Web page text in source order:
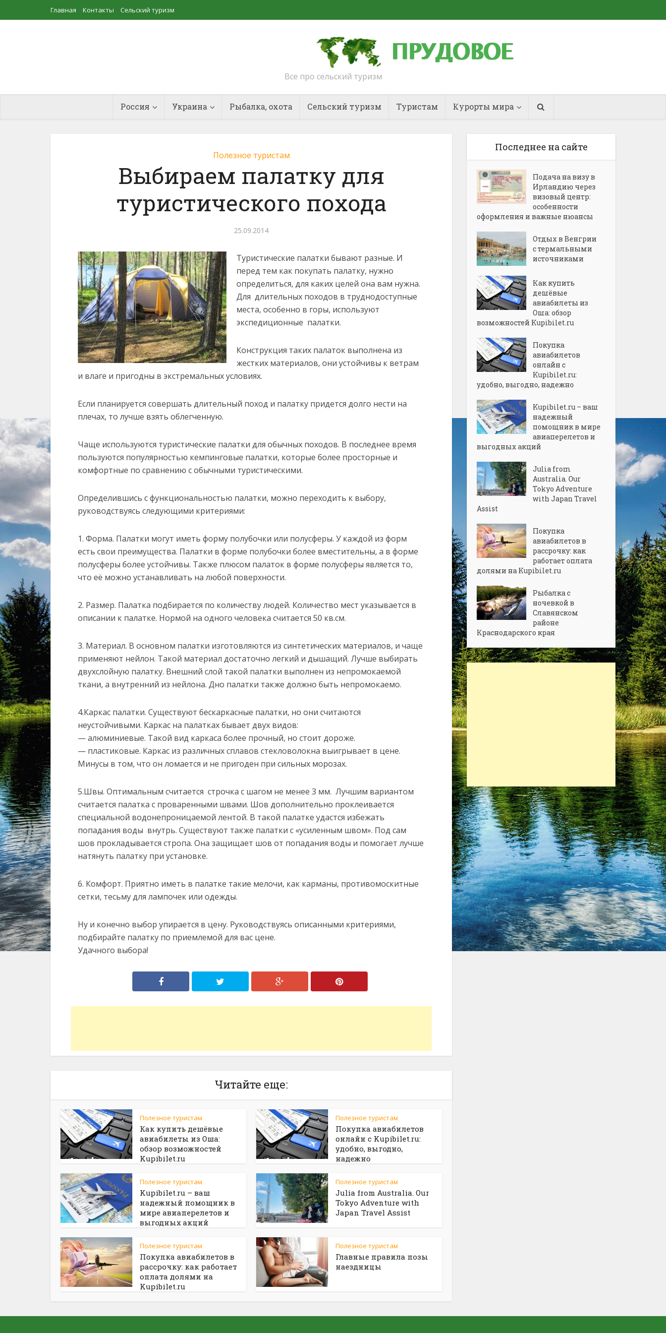
Главная Контакты Сельский туризм
Все про сельский туризм
Россия Украина Рыбалка, охота Сельский туризм Туристам Курорты мира
Полезное туристам
Выбираем палатку для
туристического похода
25.09.2014
Туристические палатки бывают разные. И
перед тем как покупать палатку, нужно
определиться, для каких целей она вам нужна.
Для длительных походов в труднодоступные
места, особенно в горы, используют
экспедиционные палатки.
Конструкция таких палаток выполнена из
жестких материалов, они устойчивы к ветрам
и влаге и пригодны в экстремальных условиях.
Если планируется совершать длительный поход и палатку придется долго нести на
плечах, то лучше взять облегченную.
Чаще используются туристические палатки для обычных походов. В последнее время
пользуются популярностью кемпинговые палатки, которые более просторные и
комфортные по сравнению с обычными туристическими.
Определившись с функциональностью палатки, можно переходить к выбору,
руководствуясь следующими критериями:
1. Форма. Палатки могут иметь форму полубочки или полусферы. У каждой из форм
есть свои преимущества. Палатки в форме полубочки более вместительны, а в форме
полусферы более устойчивы. Также плюсом палаток в форме полусферы является то,
что её можно устанавливать на любой поверхности.
2. Размер. Палатка подбирается по количеству людей. Количество мест указывается в
описании к палатке. Нормой на одного человека считается 50 кв.см.
3. Материал. В основном палатки изготовляются из синтетических материалов, и чаще
применяют нейлон. Такой материал достаточно легкий и дышащий. Лучше выбирать
двухслойную палатку. Внешний слой такой палатки выполнен из непромокаемой
ткани, а внутренний из нейлона. Дно палатки также должно быть непромокаемо.
4.Каркас палатки. Существуют бескаркасные палатки, но они считаются
неустойчивыми. Каркас на палатках бывает двух видов:
— алюминиевые. Такой вид каркаса более прочный, но стоит дороже.
— пластиковые. Каркас из различных сплавов стекловолокна выигрывает в цене.
Минусы в том, что он ломается и не пригоден при сильных морозах.
5.Швы. Оптимальным считается строчка с шагом не менее 3 мм. Лучшим вариантом
считается палатка с проваренными швами. Шов дополнительно проклеивается
специальной водонепроницаемой лентой. В такой палатке удастся избежать
попадания воды внутрь. Существуют также палатки с «усиленным швом». Под сам
шов прокладывается стропа. Она защищает шов от попадания воды и помогает лучше
натянуть палатку при установке.
6. Комфорт. Приятно иметь в палатке такие мелочи, как карманы, противомоскитные
сетки, тесьму для лампочек или одежды.
Ну и конечно выбор упирается в цену. Руководствуясь описанными критериями,
подбирайте палатку по приемлемой для вас цене.
Удачного выбора!
Читайте еще:
Полезное туристам
Как купить дешёвые
авиабилеты из Оша:
обзор возможностей
Kupibilet.ru
Полезное туристам
Покупка авиабилетов
онлайн с Kupibilet.ru:
удобно, выгодно,
надежно
Полезное туристам
Kupibilet.ru – ваш
надежный помощник в
мире авиаперелетов и
выгодных акций
Полезное туристам
Julia from Australia. Our
Tokyo Adventure with
Japan Travel Assist
Полезное туристам
Покупка авиабилетов в
рассрочку: как работает
оплата долями на
Kupibilet.ru
Полезное туристам
Главные правила позы
наездницы
Последнее на сайте
Подача на визу в
Ирландию через
визовый центр:
особенности
оформления и важные нюансы
Отдых в Венгрии
с термальными
источниками
Как купить
дешёвые
авиабилеты из
Оша: обзор
возможностей Kupibilet.ru
Покупка
авиабилетов
онлайн с
Kupibilet.ru:
удобно, выгодно, надежно
Kupibilet.ru – ваш
надежный
помощник в мире
авиаперелетов и
выгодных акций
Julia from
Australia. Our
Tokyo Adventure
with Japan Travel
Assist
Покупка
авиабилетов в
рассрочку: как
работает оплата
долями на Kupibilet.ru
Рыбалка с
ночевкой в
Славянском
районе
Краснодарского края